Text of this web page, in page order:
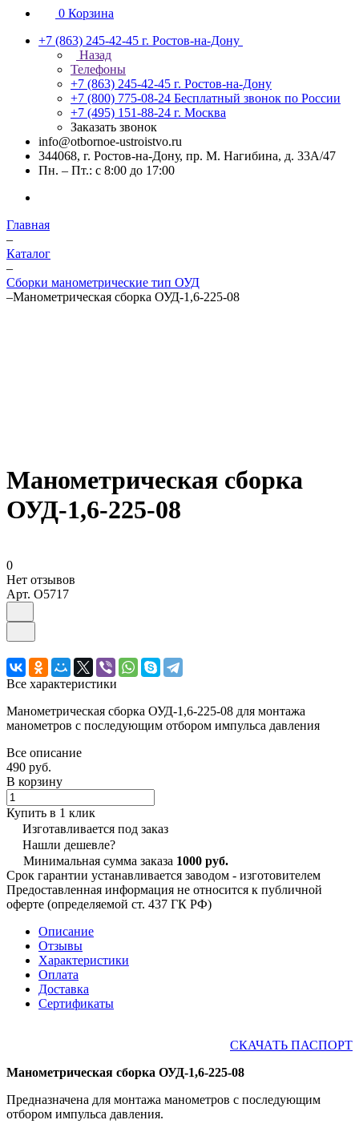
0 Корзина
+7 (863) 245-42-45 г. Ростов-на-Дону
Назад
Телефоны
+7 (863) 245-42-45 г. Ростов-на-Дону
+7 (800) 775-08-24 Бесплатный звонок по России
+7 (495) 151-88-24 г. Москва
Заказать звонок
info@otbornoe-ustroistvo.ru
344068, г. Ростов-на-Дону, пр. М. Нагибина, д. 33А/47
Пн. – Пт.: с 8:00 до 17:00
Главная
–
Каталог
–
Сборки манометрические тип ОУД
–Манометрическая сборка ОУД-1,6-225-08
Манометрическая сборка
ОУД-1,6-225-08
0
Нет отзывов
Арт. O5717
Все характеристики
Манометрическая сборка ОУД-1,6-225-08 для монтажа
манометров с последующим отбором импульса давления
Все описание
490 руб.
В корзину
Купить в 1 клик
Изготавливается под заказ
Нашли дешевле?
Минимальная сумма заказа 1000 руб.
Срок гарантии устанавливается заводом - изготовителем
Предоставленная информация не относится к публичной
оферте (определяемой ст. 437 ГК РФ)
Описание
Отзывы
Характеристики
Оплата
Доставка
Сертификаты
СКАЧАТЬ ПАСПОРТ
Манометрическая сборка ОУД-1,6-225-08
Предназначена для монтажа манометров с последующим
отбором импульса давления.